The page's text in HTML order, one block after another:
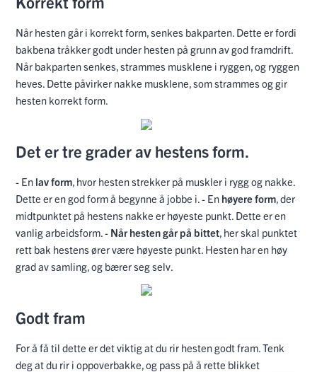
Når hesten går i korrekt form, senkes bakparten. Dette er fordi
bakbena tråkker godt under hesten på grunn av god framdrift.
Når bakparten senkes, strammes musklene i ryggen, og ryggen
heves. Dette påvirker nakke musklene, som strammes og gir
hesten korrekt form.
Det er tre grader av hestens form.
- En lav form, hvor hesten strekker på muskler i rygg og nakke.
Dette er en god form å begynne å jobbe i. - En høyere form, der
midtpunktet på hestens nakke er høyeste punkt. Dette er en
vanlig arbeidsform. - Når hesten går på bittet, her skal punktet
rett bak hestens ører være høyeste punkt. Hesten har en høy
grad av samling, og bærer seg selv.
Godt fram
For å få til dette er det viktig at du rir hesten godt fram. Tenk
deg at du rir i oppoverbakke, og pass på å rette blikket